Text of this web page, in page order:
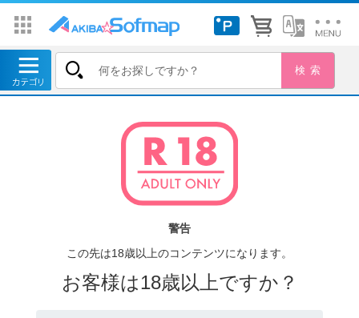
警告
この先は18歳以上のコンテンツになります。
お客様は18歳以上ですか？